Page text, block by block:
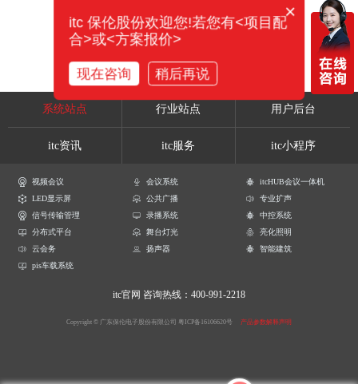
系统站点 行业站点 用户后台
itc资讯 itc服务 itc小程序
视频会议 会议系统
itcHUB会议一体机
LED显示屏
公共广播
专业扩声
信号传输管理
录播系统
中控系统
分布式平台
舞台灯光
亮化照明
云会务
扬声器
智能建筑
pis车载系统
itc官网 咨询热线：400-991-2218
Copyright © 广东保伦电子股份有限公司 粤ICP备16106620号 产品参数解释声明
×
itc 保伦股份欢迎您!若您有<项目配
合>或<方案报价>
现在咨询 稍后再说